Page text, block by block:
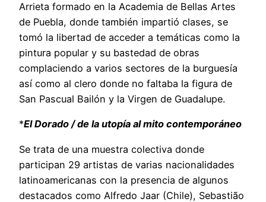
Arrieta formado en la Academia de Bellas Artes
de Puebla, donde también impartió clases, se
tomó la libertad de acceder a temáticas como la
pintura popular y su bastedad de obras
complaciendo a varios sectores de la burguesía
así como al clero donde no faltaba la figura de
San Pascual Bailón y la Virgen de Guadalupe.
*El Dorado / de la utopía al mito contemporáneo
Se trata de una muestra colectiva donde
participan 29 artistas de varias nacionalidades
latinoamericanas con la presencia de algunos
destacados como Alfredo Jaar (Chile), Sebastião